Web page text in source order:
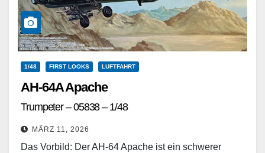
1/48 FIRST LOOKS LUFTFAHRT
AH-64A Apache
Trumpeter – 05838 – 1/48
MÄRZ 11, 2026
Das Vorbild: Der AH-64 Apache ist ein schwerer